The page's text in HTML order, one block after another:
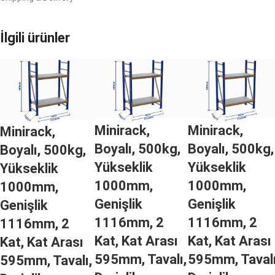
İlgili ürünler
Minirack,
Boyalı, 500kg,
Yükseklik
1000mm,
Genişlik
1116mm, 2
Kat, Kat Arası
595mm, Tavalı,
Minirack,
Boyalı, 500kg,
Yükseklik
1000mm,
Genişlik
1116mm, 2
Kat, Kat Arası
595mm, Tavalı,
Minirack,
Boyalı, 500kg,
Yükseklik
1000mm,
Genişlik
1116mm, 2
Kat, Kat Arası
595mm,